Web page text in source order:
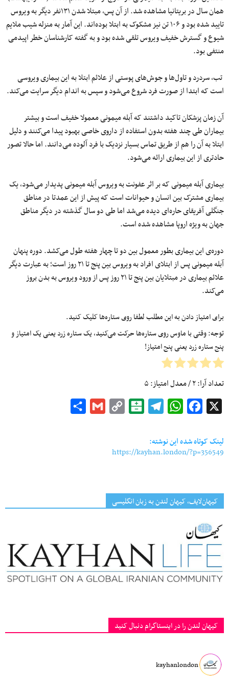
همان سال در بریتانیا مشاهده شد. از آن پس، مبتلا شدن ۱۳۱نفر دیگر به ویروس
تایید شده بود و ۱۰۶ تن نیز مشکوک به ابتلا بوده‌اند. این آمار به منزله شیب ملایم
شیوع و گسترش خفیف ویروس تلقی شده بود و به گفته کارشناسان خطر اپیدمی
منتفی بود.
تب، سردرد و تاول‌ها و جوش‌های پوستی از علائم ابتلا به این بیماری ویروسی
است که ابتدا از صورت فرد شروع می‌شود و سپس به اندام دیگر سرایت می‌کند.
آن زمان پزشکان تاکید داشتند که آبله میمونی معمولا خفیف است و بیشتر
بیماران طی چند هفته بدون استفاده از داروی خاصی بهبود پیدا می‌کنند و دلیل
ابتلا به آن را هم از طریق تماس بسیار نزدیک با فرد آلوده می‌دانند. اما حالا تصور
حادتری از این بیماری ارائه می‌شود.
بیماری آبله میمونی که بر اثر عفونت به ویروس آبله میمونی پدیدار می‌شود، یک
بیماری مشترک بین انسان و حیوانات است که پیش از این عمدتا در مناطق
جنگلی آفریقای حاره‌ای دیده می‌شد اما طی دو سال گذشته در دیگر مناطق
جهان به ویژه اروپا مشاهده شده است.
دوره‌ی این بیماری بطور معمول بین دو تا چهار هفته طول می‌کشد. دوره پنهان
آبله میمونی پس از ابتلای افراد به ویروس بین پنج تا ۲۱ روز است؛ به عبارت دیگر
علائم بیماری در مبتلایان بین پنج تا ۲۱ روز پس از ورود ویروس به بدن بروز
می‌کند.
برای امتیاز دادن به این مطلب لطفا روی ستاره‌ها کلیک کنید.
توجه: وقتی با ماوس روی ستاره‌ها حرکت می‌کنید، یک ستاره زرد یعنی یک امتیاز و
پنج ستاره زرد یعنی پنج امتیاز!
تعداد آرا:۲/ معدل امتیاز:۵
Facebook
WhatsApp
Telegram
Balatarin
Copy
Gmail
لینک کوتاه شده این نوشته:
https://kayhan.london/?p=356549
کیهان‌لایف، کیهان لندن به زبان انگلیسی
کیهان لندن را در اینستاگرام دنبال کنید
kayhanlondon